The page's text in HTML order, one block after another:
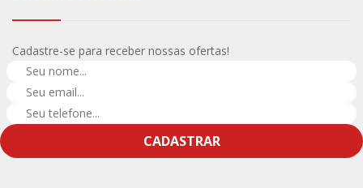
Cadastre-se para receber nossas ofertas!
CADASTRAR